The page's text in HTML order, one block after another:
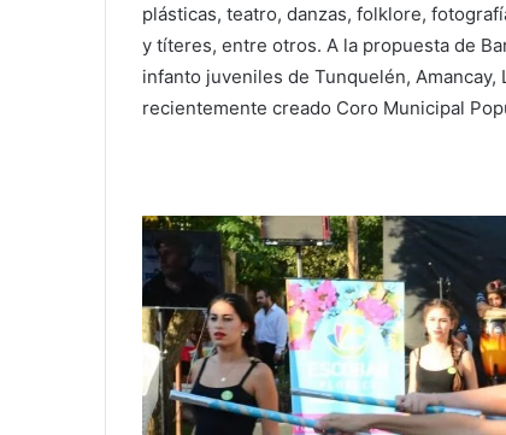
plásticas, teatro, danzas, folklore,
y títeres, entre otros. A la propuesta de
infanto juveniles de Tunquelén,
recientemente creado Coro Municipal